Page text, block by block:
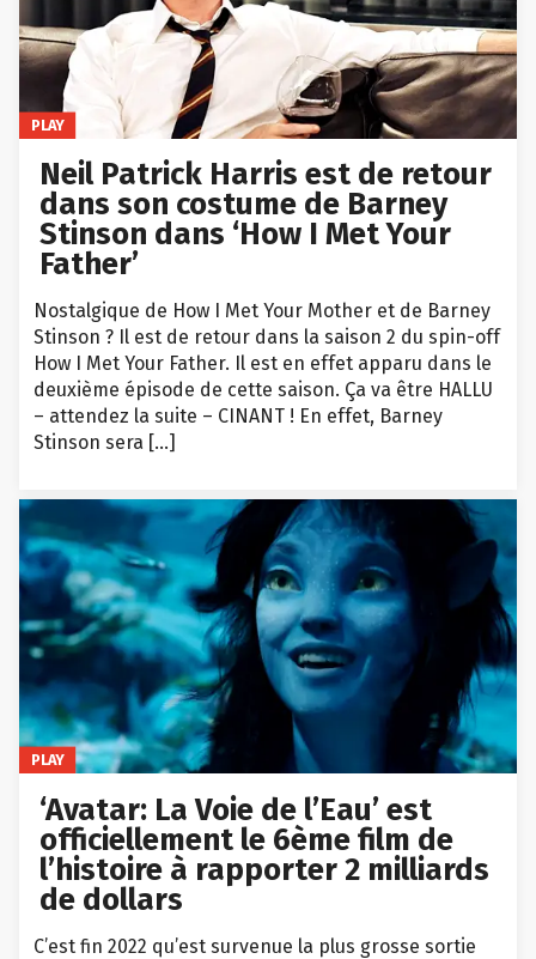
PLAY
Neil Patrick Harris est de retour
dans son costume de Barney
Stinson dans ‘How I Met Your
Father’
Nostalgique de How I Met Your Mother et de Barney
Stinson ? Il est de retour dans la saison 2 du spin-off
How I Met Your Father. Il est en effet apparu dans le
deuxième épisode de cette saison. Ça va être HALLU
– attendez la suite – CINANT ! En effet, Barney
Stinson sera […]
PLAY
‘Avatar: La Voie de l’Eau’ est
officiellement le 6ème film de
l’histoire à rapporter 2 milliards
de dollars
C’est fin 2022 qu’est survenue la plus grosse sortie